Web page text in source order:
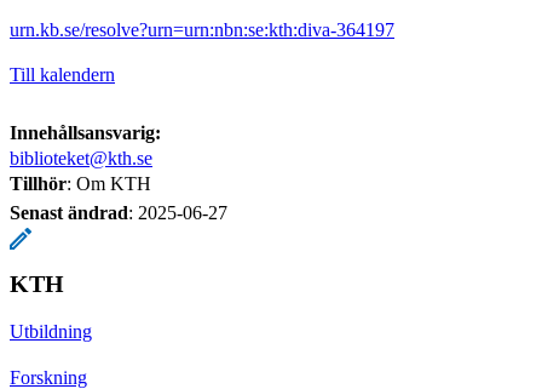
urn.kb.se/resolve?urn=urn:nbn:se:kth:diva-364197
Till kalendern
Innehållsansvarig:
biblioteket@kth.se
Tillhör: Om KTH
Senast ändrad: 2025-06-27
KTH
Utbildning
Forskning